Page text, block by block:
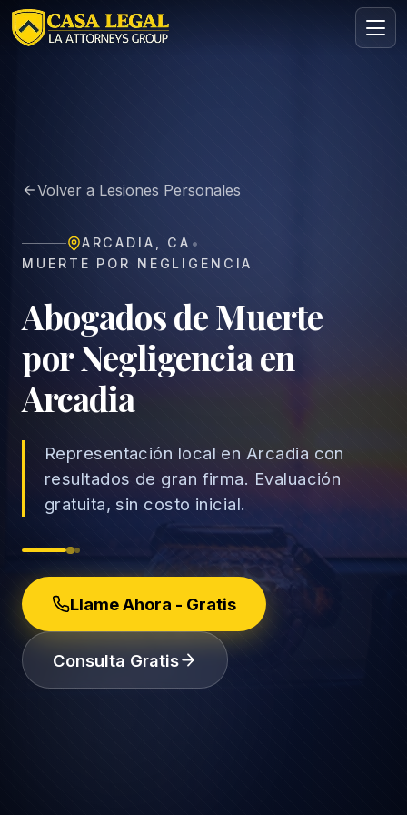
Abogado en Arcadia | Casa Legal
Contacto Consulta
Solicita tu consulta gratuita
compromiso.
Accidentes de Uber/Lyft
→
(888) 585-2529
Volver a Lesiones Personales
ARCADIA , CA •
MUERTE POR NEGLIGENCIA
Abogados de Muerte
por Negligencia en
Arcadia
Representación local en Arcadia con
resultados de gran firma. Evaluación
gratuita, sin costo inicial.
Llame Ahora - Gratis
Consulta Gratis